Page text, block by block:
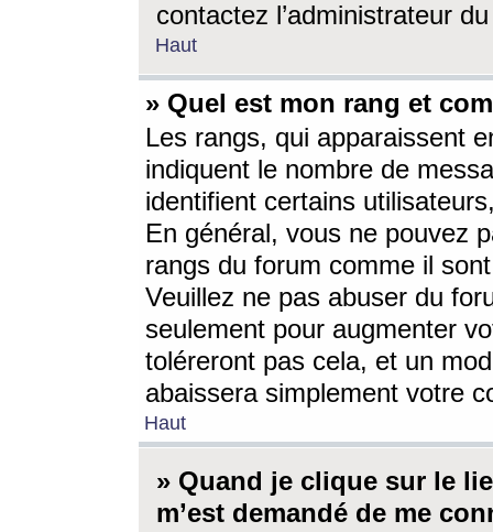
contactez l’administrateur
Haut
» Quel est mon rang et
Les rangs, qui apparaissent
indiquent le nombre de
identifient certains
En général, vous ne pouvez
rangs du forum comme il
Veuillez ne pas abuser du
seulement pour augmenter
toléreront pas cela, et un
abaissera simplement votre
Haut
» Quand je clique sur le
m’est demandé de me